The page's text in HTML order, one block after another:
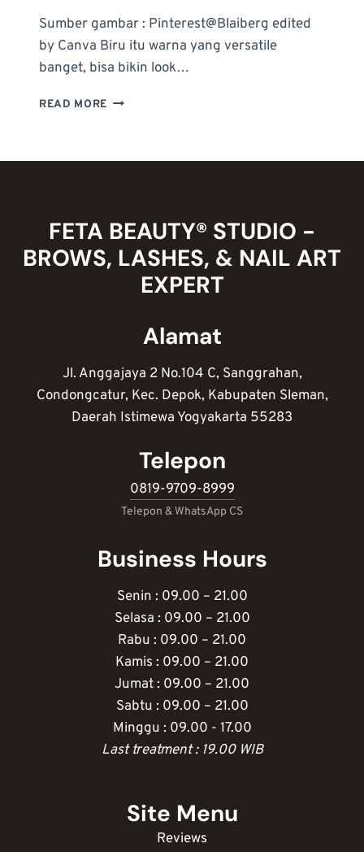
Sumber gambar : Pinterest@Blaiberg edited
by Canva Biru itu warna yang versatile
banget, bisa bikin look…
READ MORE IDE
TERBAIK,
DAN
FILOSOFI
DI
BALIKNYA
FETA BEAUTY® STUDIO -
BROWS, LASHES, & NAIL ART
EXPERT
Alamat
Jl. Anggajaya 2 No.104 C, Sanggrahan,
Condongcatur, Kec. Depok, Kabupaten Sleman,
Daerah Istimewa Yogyakarta 55283
Telepon
0819-9709-8999
Telepon & WhatsApp CS
Business Hours
Senin : 09.00 – 21.00
Selasa : 09.00 – 21.00
Rabu : 09.00 – 21.00
Kamis : 09.00 – 21.00
Jumat : 09.00 – 21.00
Sabtu : 09.00 – 21.00
Minggu : 09.00 - 17.00
Last treatment : 19.00 WIB
Site Menu
Reviews